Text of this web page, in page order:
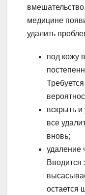
медицине
удалить
под кожу
вскрыть и
все
вновь;
удаление
Вводится
остается